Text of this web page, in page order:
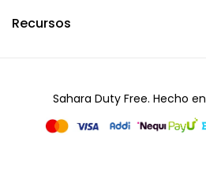
Recursos
Sahara Duty Free. Hecho en